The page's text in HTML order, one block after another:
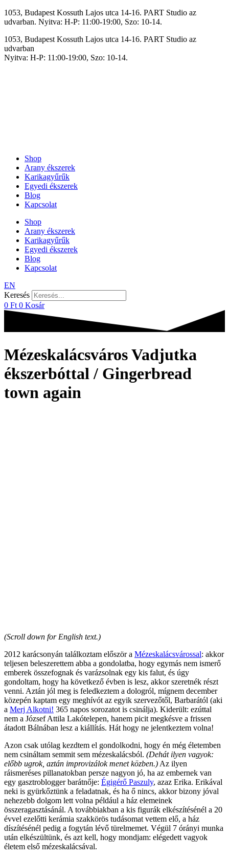
Ugrás
a
1053, Budapest Kossuth Lajos utca 14-16. PART Studio az
udvarban. Nyitva: H-P: 11:00-19:00, Szo: 10-14.
1053, Budapest Kossuth Lajos utca 14-16. PART Studio az
udvarban
Nyitva: H-P: 11:00-19:00, Szo: 10-14.
Shop
Arany ékszerek
Karikagyűrűk
Egyedi ékszerek
Blog
Kapcsolat
Shop
Arany ékszerek
Karikagyűrűk
Egyedi ékszerek
Blog
Kapcsolat
EN
Keresés
0 Ft 0 Kosár
Mézeskalácsváros Vadjutka
ékszerbóttal / Gingerbread
town again
(Scroll down for English text.)
2012 karácsonyán találkoztam először a Mézeskalácsvárossal: akkor
teljesen beleszerettem abba a gondolatba, hogy egymás nem ismerő
emberek összefognak és varázsolnak egy kis falut, és úgy
gondoltam, hogy ha következő évben is lesz, akkor szeretnék részt
venni. Aztán jól meg is feledkeztem a dologról, mígnem december
közepén kaptam egy meghívót az egyik szervezőtől, Barbarától (aki
a Merj Alkotni! 365 napos sorozatot is csinálja). Kiderült: ezúttal
nem a József Attila Lakótelepen, hanem picit megkésve a frissen
átadott Bálnában lesz a kiállítás. Hát hogy ne jelentkeztem volna!
Azon csak utólag kezdtem el gondolkodni, hogy én még életemben
nem csináltam semmit sem mézeskalácsból. (Dehát ilyen vagyok:
előbb ugrok, aztán improvizálok menet közben.) Az ilyen
ráismeréses pillanatokban persze nagyon jó, ha az embernek van
egy gasztroblogger barátnője: Égigérő Paszuly, azaz Erika. Erikával
neki is gyürkőztünk a feladatnak, és ha ő nincs, akkor bizony jóval
nehezebb dolgom lett volna például a ház elemeinek
összeragasztásánál. A továbbiakban a kis figurák elkészítésénél a 20
évvel ezelőtti kerámia szakkörös tudásomat vettem elő, a ház
díszítésénél pedig a fogytán lévő türelmemet. Végül 7 órányi munka
után elkészültünk, és azt kell, hogy mondjam: elégedett vagyok
életem első mézeskalácsával.